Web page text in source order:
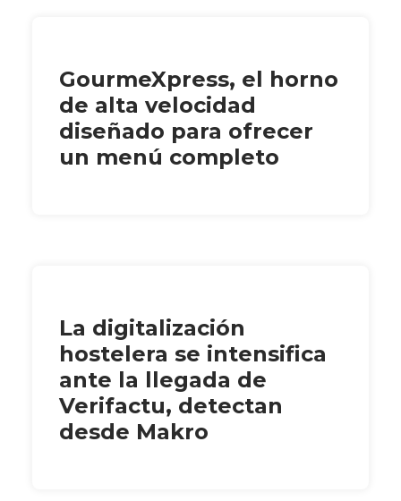
GourmeXpress, el horno
de alta velocidad
diseñado para ofrecer
un menú completo
La digitalización
hostelera se intensifica
ante la llegada de
Verifactu, detectan
desde Makro